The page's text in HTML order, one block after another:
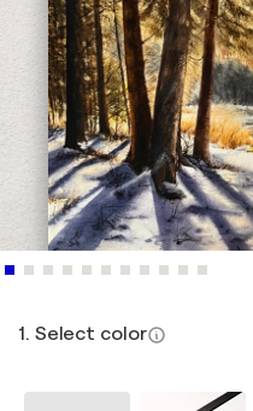
1. Select color